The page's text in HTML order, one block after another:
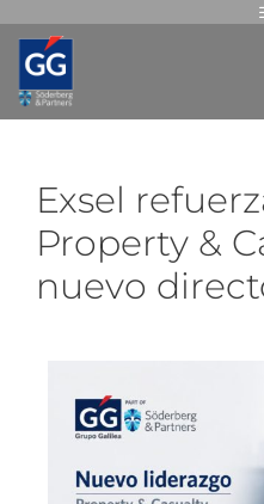
Exsel
Property &
nuevo